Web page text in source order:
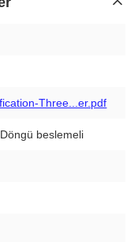
Three...er.pdf
beslemeli